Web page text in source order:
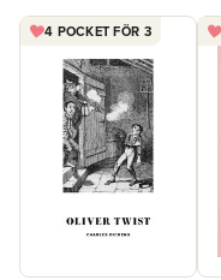
4 POCKET FÖR 3